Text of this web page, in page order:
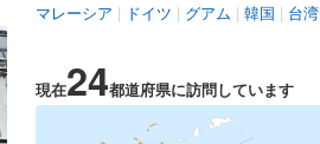
マレーシア | ドイツ | グアム | 韓国 | 台湾
現在24都道府県に訪問しています